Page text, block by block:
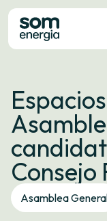
Tarifak
Zerbitzuak
Enpresak
Kontaktua
Izapideak
Consejo
Asamblea